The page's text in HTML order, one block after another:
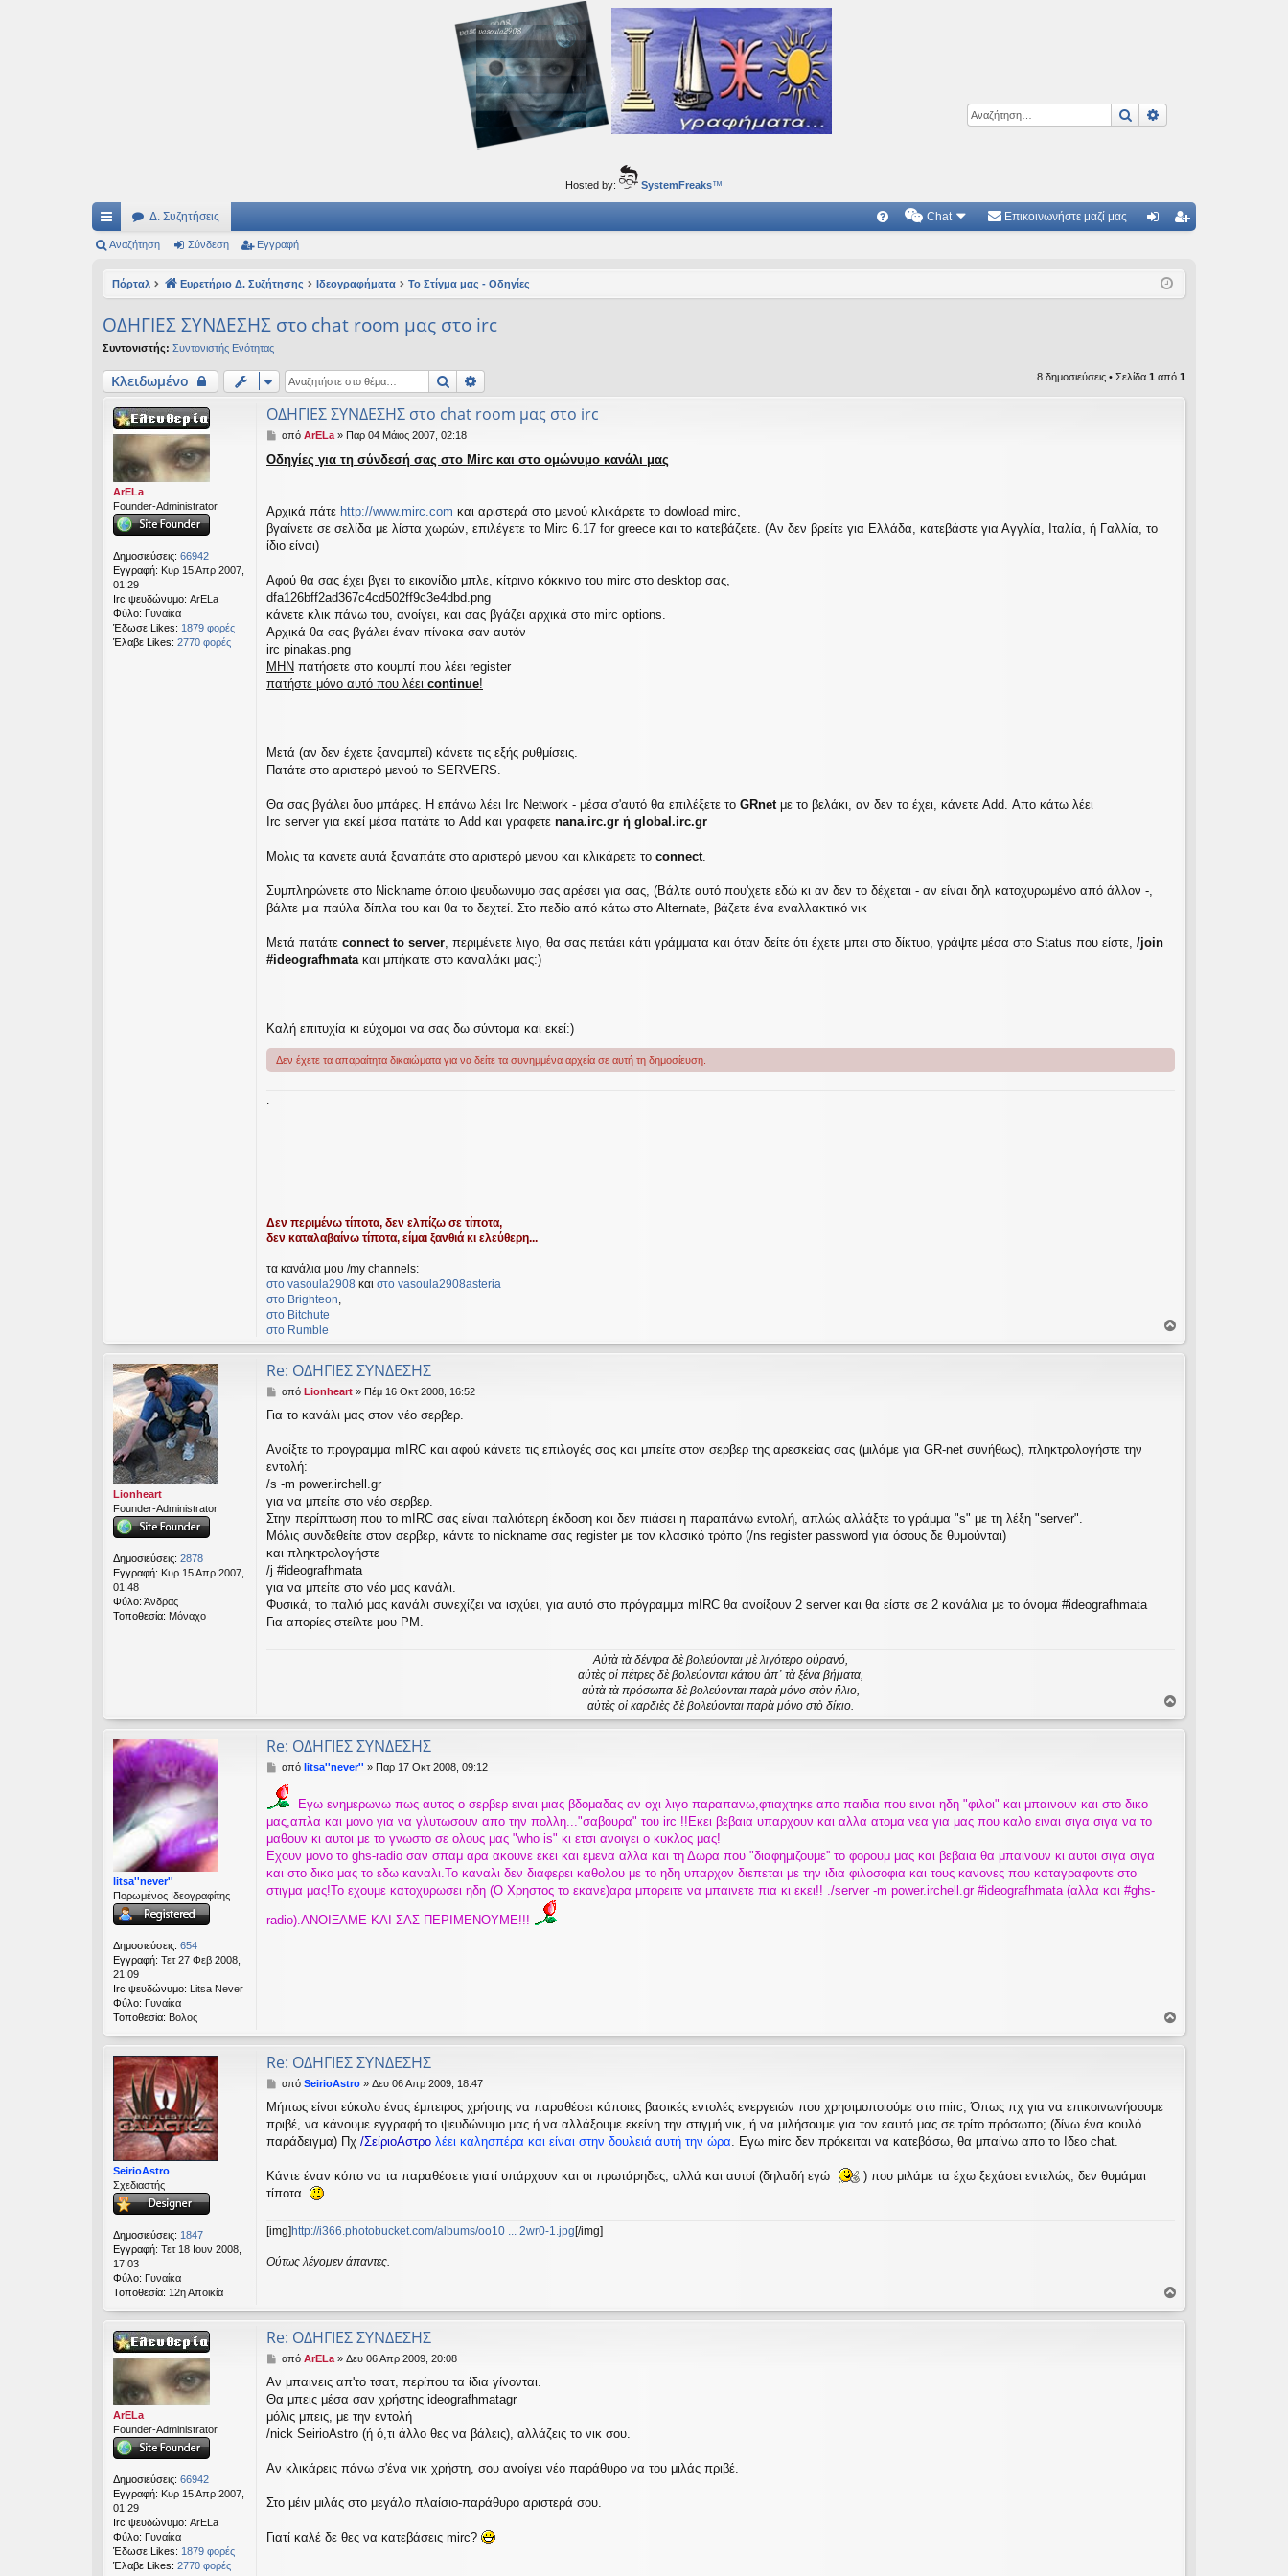
Αναζήτηση
Αυτός ο τόπος φιλοδοξεί να ανοίγει μονοπάτια για τα συναρπαστικά και όμορφα ταξίδια του νού...
Hosted by: SystemFreaks™
Γ
ρή
ς
νδ
Δ. Συζητήσεις Chat Επικοινωνήστε μαζί μας
ρα
Αναζήτηση Σύνδεση Εγγραφή
Πόρταλ Ευρετήριο Δ. Συζήτησης Ιδεογραφήματα Το Στίγμα μας - Οδηγίες
ΟΔΗΓΙΕΣ ΣΥΝΔΕΣΗΣ στο chat room μας στο irc
Συντονιστής: Συντονιστής Ενότητας
Κλειδωμένο Αναζήτηση 8 δημοσιεύσεις • Σελίδα 1 από 1
ArELa
Founder-Administrator
Δημοσιεύσεις: 66942
Εγγραφή: Κυρ 15 Απρ 2007,
01:29
Irc ψευδώνυμο: ArELa
Φύλο: Γυναίκα
Έδωσε Likes: 1879 φορές
Έλαβε Likes: 2770 φορές
ΟΔΗΓΙΕΣ ΣΥΝΔΕΣΗΣ στο chat room μας στο irc
Δ
μ
ε
υ
σ
από ArELa» Παρ 04 Μάιος 2007, 02:18
Οδηγίες για τη σύνδεσή σας στο Mirc και στο ομώνυμο κανάλι μας
Αρχικά πάτε http://www.mirc.com και αριστερά στο μενού κλικάρετε το dowload mirc,
βγαίνετε σε σελίδα με λίστα χωρών, επιλέγετε το Mirc 6.17 for greece και το κατεβάζετε. (Αν δεν βρείτε για Ελλάδα, κατεβάστε για Αγγλία, Ιταλία, ή Γαλλία, το
ίδιο είναι)
Αφού θα σας έχει βγει το εικονίδιο μπλε, κίτρινο κόκκινο του mirc στο desktop σας,
dfa126bff2ad367c4cd502ff9c3e4dbd.png
κάνετε κλικ πάνω του, ανοίγει, και σας βγάζει αρχικά στο mirc options.
Αρχικά θα σας βγάλει έναν πίνακα σαν αυτόν
irc pinakas.png
MHN πατήσετε στο κουμπί που λέει register
πατήστε μόνο αυτό που λέει continue!
Mετά (αν δεν έχετε ξαναμπεί) κάνετε τις εξής ρυθμίσεις.
Πατάτε στο αριστερό μενού το SERVERS.
Θα σας βγάλει δυο μπάρες. Η επάνω λέει Ιrc Network - μέσα σ'αυτό θα επιλέξετε το GRnet με το βελάκι, αν δεν το έχει, κάνετε Add. Απο κάτω λέει
Irc server για εκεί μέσα πατάτε το Add και γραφετε nana.irc.gr ή global.irc.gr
Mολις τα κανετε αυτά ξαναπάτε στο αριστερό μενου και κλικάρετε το connect
Συμπληρώνετε στο Nickname όποιο ψευδωνυμο σας αρέσει για σας, (Βάλτε αυτό που'χετε εδώ κι αν δεν το δέχεται - αν είναι δηλ κατοχυρωμένο από άλλον -,
βάλτε μια παύλα δίπλα του και θα το δεχτεί. Στο πεδίο από κάτω στο Alternate, βάζετε ένα εναλλακτικό νικ
Μετά πατάτε connect to server , περιμένετε λιγο, θα σας πετάει κάτι γράμματα και όταν δείτε ότι έχετε μπει στο δίκτυο, γράψτε μέσα στο Status που είστε, /join
#ideografhmata και μπήκατε στο καναλάκι μας:)
Καλή επιτυχία κι εύχομαι να σας δω σύντομα και εκεί:)
Δεν έχετε τα απαραίτητα δικαιώματα για να δείτε τα συνημμένα αρχεία σε αυτή τη δημοσίευση.
.
Δεν περιμένω τίποτα, δεν ελπίζω σε τίποτα,
δεν καταλαβαίνω τίποτα, είμαι ξανθιά κι ελεύθερη...
τα κανάλια μου /my channels:
στο vasoula2908 και στο vasoula2908asteria
στο Βrighteon,
στο Bitchute
στο Rumble
ο
ρ
Lionheart
Founder-Administrator
Δημοσιεύσεις: 2878
Εγγραφή: Κυρ 15 Απρ 2007,
01:48
Φύλο: Άνδρας
Τοποθεσία: Μόναχο
Re: ΟΔΗΓΙΕΣ ΣΥΝΔΕΣΗΣ
Δ
μ
σ
ί
σ
η
από Lionheart» Πέμ 16 Οκτ 2008, 16:52
Για το κανάλι μας στον νέο σερβερ.
Ανοίξτε το προγραμμα mIRC και αφού κάνετε τις επιλογές σας και μπείτε στον σερβερ της αρεσκείας σας (μιλάμε για GR-net συνήθως), πληκτρολογήστε την
εντολή:
/s -m power.irchell.gr
για να μπείτε στο νέο σερβερ.
Στην περίπτωση που το mIRC σας είναι παλιότερη έκδοση και δεν πιάσει η παραπάνω εντολή, απλώς αλλάξτε το γράμμα "s" με τη λέξη "server".
Μόλις συνδεθείτε στον σερβερ, κάντε το nickname σας register με τον κλασικό τρόπο (/ns register password για όσους δε θυμούνται)
και πληκτρολογήστε
/j #ideografhmata
για να μπείτε στο νέο μας κανάλι.
Φυσικά, το παλιό μας κανάλι συνεχίζει να ισχύει, για αυτό στο πρόγραμμα mIRC θα ανοίξουν 2 server και θα είστε σε 2 κανάλια με το όνομα #ideografhmata
Για απορίες στείλτε μου PM.
Αὐτὰ τὰ δέντρα δὲ βολεύονται μὲ λιγότερο οὐρανό,
αὐτὲς οἱ πέτρες δὲ βολεύονται κάτου ἀπ᾿ τὰ ξένα βήματα,
αὐτὰ τὰ πρόσωπα δὲ βολεύονται παρὰ μόνο στὸν ἥλιο,
αὐτὲς οἱ καρδιὲς δὲ βολεύονται παρὰ μόνο στὸ δίκιο.
ο
ρ
litsa''never''
Πορωμένος Ιδεογραφίτης
Δημοσιεύσεις: 654
Εγγραφή: Τετ 27 Φεβ 2008,
21:09
Irc ψευδώνυμο: Litsa Never
Φύλο: Γυναίκα
Τοποθεσία: Βολος
Re: ΟΔΗΓΙΕΣ ΣΥΝΔΕΣΗΣ
Δ
μ
ο
σ
ί
ε
η
από litsa''never'' » Παρ 17 Οκτ 2008, 09:12
Εγω ενημερωνω πως αυτος ο σερβερ ειναι μιας βδομαδας αν οχι λιγο παραπανω,φτιαχτηκε απο παιδια που ειναι ηδη "φιλοι" και μπαινουν και στο δικο
μας,απλα και μονο για να γλυτωσουν απο την πολλη..."σαβουρα" του irc !!Εκει βεβαια υπαρχουν και αλλα ατομα νεα για μας που καλο ειναι σιγα σιγα να το
μαθουν κι αυτοι με το γνωστο σε ολους μας "who is" κι ετσι ανοιγει ο κυκλος μας!
Εχουν μονο το ghs-radio σαν σπαμ αρα ακουνε εκει και εμενα αλλα και τη Δωρα που "διαφημιζουμε'' το φορουμ μας και βεβαια θα μπαινουν κι αυτοι σιγα σιγα
και στο δικο μας το εδω καναλι.Το καναλι δεν διαφερει καθολου με το ηδη υπαρχον διεπεται με την ιδια φιλοσοφια και τους κανονες που καταγραφοντε στο
στιγμα μας!Το εχουμε κατοχυρωσει ηδη (Ο Χρηστος το εκανε)αρα μπορειτε να μπαινετε πια κι εκει!! ./server -m power.irchell.gr #ideografhmata (αλλα και #ghs-
radio).ΑΝΟΙΞΑΜΕ ΚΑΙ ΣΑΣ ΠΕΡΙΜΕΝΟΥΜΕ!!!
ο
ρ
SeirioAstro
Σχεδιαστής
Δημοσιεύσεις: 1847
Εγγραφή: Τετ 18 Ιουν 2008,
17:03
Φύλο: Γυναίκα
Τοποθεσία: 12η Αποικία
Re: ΟΔΗΓΙΕΣ ΣΥΝΔΕΣΗΣ
Δ
μ
ο
σ
ε
υ
σ
από SeirioAstro» Δευ 06 Απρ 2009, 18:47
Μήπως είναι εύκολο ένας έμπειρος χρήστης να παραθέσει κάποιες βασικές εντολές ενεργειών που χρησιμοποιούμε στο mirc; Όπως πχ για να επικοινωνήσουμε
πριβέ, να κάνουμε εγγραφή το ψευδώνυμο μας ή να αλλάξουμε εκείνη την στιγμή νικ, ή να μιλήσουμε για τον εαυτό μας σε τρίτο πρόσωπο; (δίνω ένα κουλό
παράδειγμα) Πχ /ΣείριοΑστρο λέει καλησπέρα και είναι στην δουλειά αυτή την ώρα. Εγω mirc δεν πρόκειται να κατεβάσω, θα μπαίνω απο το Ιδεο chat.
Κάντε έναν κόπο να τα παραθέσετε γιατί υπάρχουν και οι πρωτάρηδες, αλλά και αυτοί (δηλαδή εγώ
) που μιλάμε τα έχω ξεχάσει εντελώς, δεν θυμάμαι
τίποτα.
[img] http://i366.photobucket.com/albums/oo10 ... 2wr0-1.jpg [/img]
Ούτως λέγομεν άπαντες.
ο
ρ
ArELa
Founder-Administrator
Δημοσιεύσεις: 66942
Εγγραφή: Κυρ 15 Απρ 2007,
01:29
Irc ψευδώνυμο: ArELa
Φύλο: Γυναίκα
Έδωσε Likes: 1879 φορές
Έλαβε Likes: 2770 φορές
Re: ΟΔΗΓΙΕΣ ΣΥΝΔΕΣΗΣ
Δ
μ
ο
σ
ί
σ
από ArELa» Δευ 06 Απρ 2009, 20:08
Αν μπαινεις απ'το τσατ, περίπου τα ίδια γίνονται.
Θα μπεις μέσα σαν χρήστης ideografhmatagr
μόλις μπεις, με την εντολή
/nick SeirioAstro (ή ό,τι άλλο θες να βάλεις), αλλάζεις το νικ σου.
Αν κλικάρεις πάνω σ'ένα νικ χρήστη, σου ανοίγει νέο παράθυρο να του μιλάς πριβέ.
Στο μέιν μιλάς στο μεγάλο πλαίσιο-παράθυρο αριστερά σου.
Γιατί καλέ δε θες να κατεβάσεις mirc?